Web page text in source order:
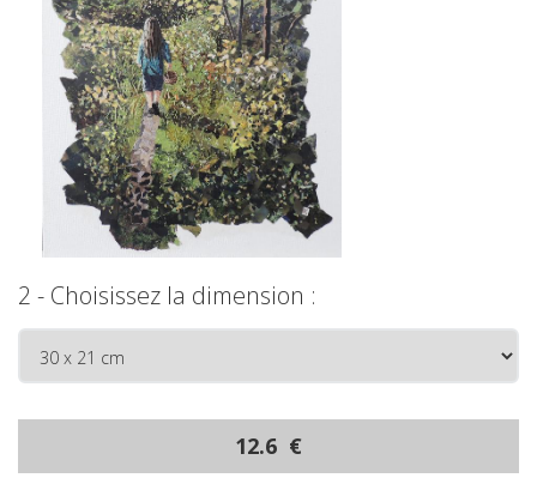
2 - Choisissez la dimension :
12.6 €